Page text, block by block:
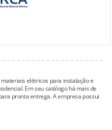
elétricos para instalação e
Em seu catálogo há mais de
pronta entrega. A empresa possui